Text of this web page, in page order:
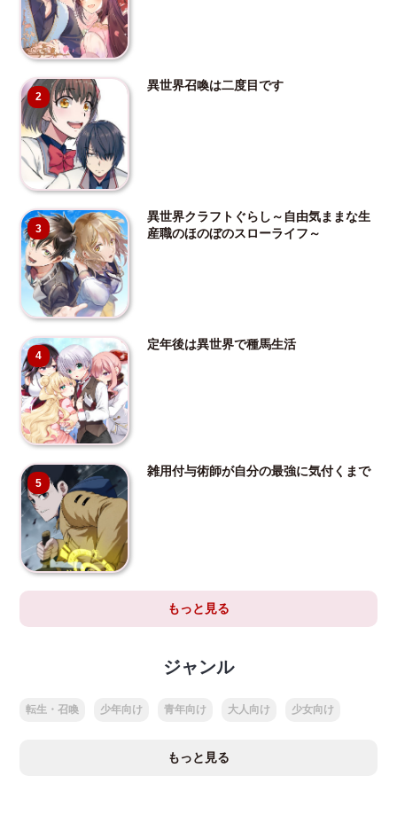
2
異世界召喚は二度目です
3
異世界クラフトぐらし～自由気ままな生
産職のほのぼのスローライフ～
4
定年後は異世界で種馬生活
5
雑用付与術師が自分の最強に気付くまで
もっと見る
ジャンル
転生・召喚 少年向け 青年向け 大人向け 少女向け
もっと見る